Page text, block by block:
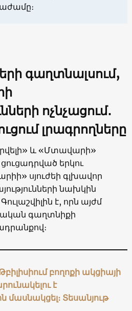
գաղտնալսում,
ոչնչացում․
լրագրողները
և «Մտավարի»
երկու
սյուժեի գլխավոր
նախկին
է, որն այժմ
գաղտնիքի
բողոքի ակցիայի
է
Տեսանյութ